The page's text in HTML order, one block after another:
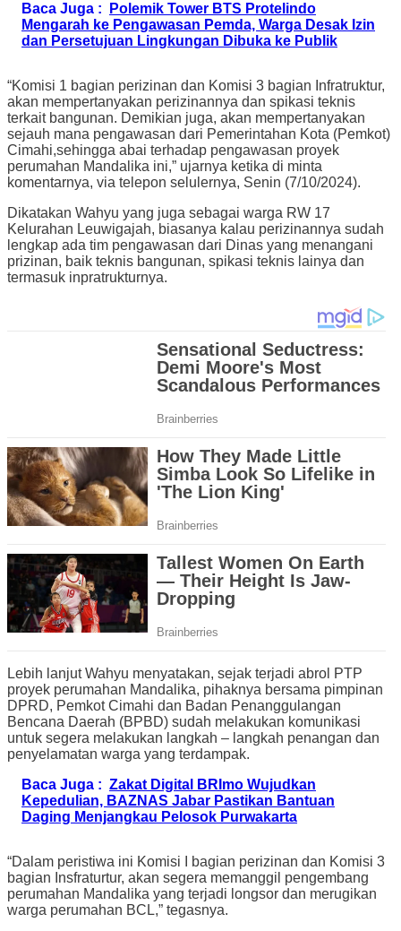
Baca Juga :
Polemik Tower BTS Protelindo
Mengarah ke Pengawasan Pemda, Warga Desak Izin
dan Persetujuan Lingkungan Dibuka ke Publik
“Komisi 1 bagian perizinan dan Komisi 3 bagian Infratruktur,
akan mempertanyakan perizinannya dan spikasi teknis
terkait bangunan. Demikian juga, akan mempertanyakan
sejauh mana pengawasan dari Pemerintahan Kota (Pemkot)
Cimahi,sehingga abai terhadap pengawasan proyek
perumahan Mandalika ini,” ujarnya ketika di minta
komentarnya, via telepon selulernya, Senin (7/10/2024).
Dikatakan Wahyu yang juga sebagai warga RW 17
Kelurahan Leuwigajah, biasanya kalau perizinannya sudah
lengkap ada tim pengawasan dari Dinas yang menangani
prizinan, baik teknis bangunan, spikasi teknis lainya dan
termasuk inpratrukturnya.
Lebih lanjut Wahyu menyatakan, sejak terjadi abrol PTP
proyek perumahan Mandalika, pihaknya bersama pimpinan
DPRD, Pemkot Cimahi dan Badan Penanggulangan
Bencana Daerah (BPBD) sudah melakukan komunikasi
untuk segera melakukan langkah – langkah penangan dan
penyelamatan warga yang terdampak.
Baca Juga : Zakat Digital BRImo Wujudkan
Kepedulian, BAZNAS Jabar Pastikan Bantuan
Daging Menjangkau Pelosok Purwakarta
“Dalam peristiwa ini Komisi I bagian perizinan dan Komisi 3
bagian Insfraturtur, akan segera memanggil pengembang
perumahan Mandalika yang terjadi longsor dan merugikan
warga perumahan BCL,” tegasnya.